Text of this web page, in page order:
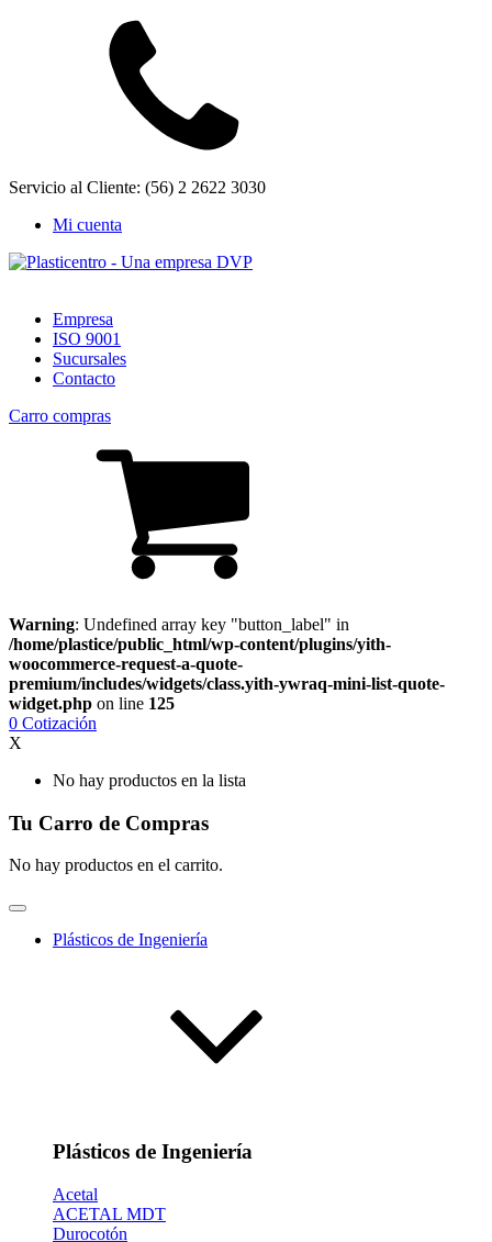
Servicio al Cliente: (56) 2 2622 3030
Mi cuenta
Empresa
ISO 9001
Sucursales
Contacto
Carro compras
Warning: Undefined array key "button_label" in
/home/plastice/public_html/wp-content/plugins/yith-
woocommerce-request-a-quote-
premium/includes/widgets/class.yith-ywraq-mini-list-quote-
widget.php on line 125
0 Cotización
X
No hay productos en la lista
Tu Carro de Compras
No hay productos en el carrito.
Plásticos de Ingeniería
Plásticos de Ingeniería
Acetal
ACETAL MDT
Durocotón